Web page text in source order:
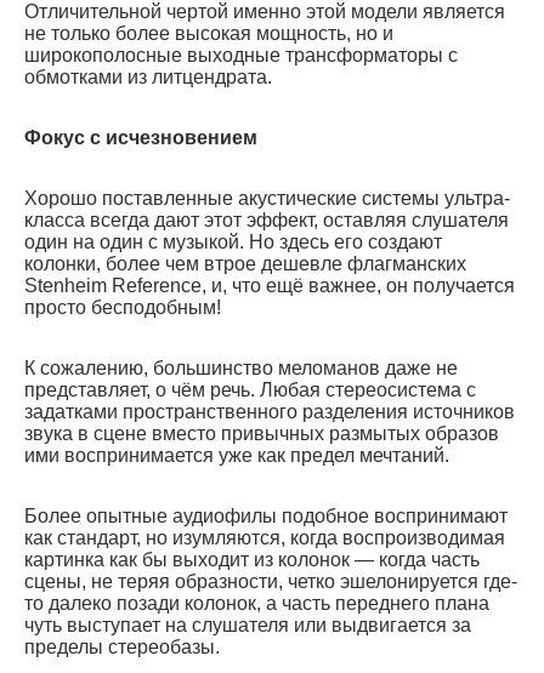
Отличительной чертой именно этой модели является
не только более высокая мощность, но и
широкополосные выходные трансформаторы с
обмотками из литцендрата.
Фокус с исчезновением
Хорошо поставленные акустические системы ультра-
класса всегда дают этот эффект, оставляя слушателя
один на один с музыкой. Но здесь его создают
колонки, более чем втрое дешевле флагманских
Stenheim Reference, и, что ещё важнее, он получается
просто бесподобным!
К сожалению, большинство меломанов даже не
представляет, о чём речь. Любая стереосистема с
задатками пространственного разделения источников
звука в сцене вместо привычных размытых образов
ими воспринимается уже как предел мечтаний.
Более опытные аудиофилы подобное воспринимают
как стандарт, но изумляются, когда воспроизводимая
картинка как бы выходит из колонок — когда часть
сцены, не теряя образности, четко эшелонируется где-
то далеко позади колонок, а часть переднего плана
чуть выступает на слушателя или выдвигается за
пределы стереобазы.